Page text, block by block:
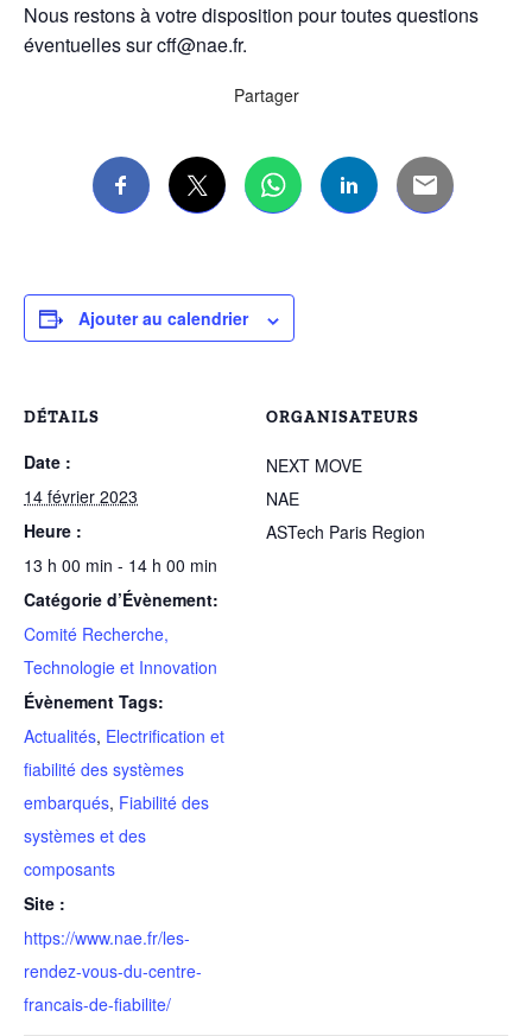
Nous restons à votre disposition pour toutes questions
éventuelles sur cff@nae.fr.
Partager
Ajouter au calendrier
DÉTAILS
Date :
14 février 2023
Heure :
13 h 00 min - 14 h 00 min
Catégorie d’Évènement:
Comité Recherche,
Technologie et Innovation
Évènement Tags:
Actualités, Electrification et
fiabilité des systèmes
embarqués, Fiabilité des
systèmes et des
composants
Site :
https://www.nae.fr/les-
rendez-vous-du-centre-
francais-de-fiabilite/
ORGANISATEURS
NEXT MOVE
NAE
ASTech Paris Region